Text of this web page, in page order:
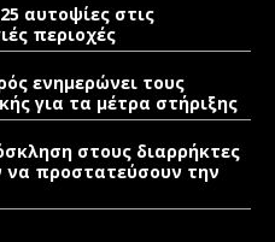
αυτοψίες στις
περιοχές
ενημερώνει τους
για τα μέτρα στήριξης
στους διαρρήκτες
να προστατεύσουν την